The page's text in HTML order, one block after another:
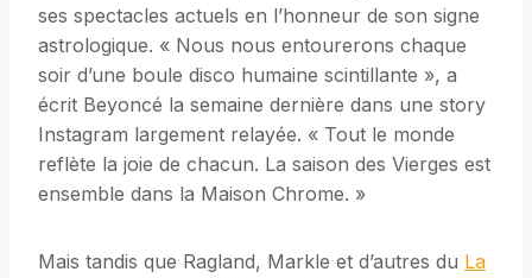
ses spectacles actuels en l’honneur de son signe
astrologique. « Nous nous entourerons chaque
soir d’une boule disco humaine scintillante », a
écrit Beyoncé la semaine dernière dans une story
Instagram largement relayée. « Tout le monde
reflète la joie de chacun. La saison des Vierges est
ensemble dans la Maison Chrome. »
Mais tandis que Ragland, Markle et d’autres du La